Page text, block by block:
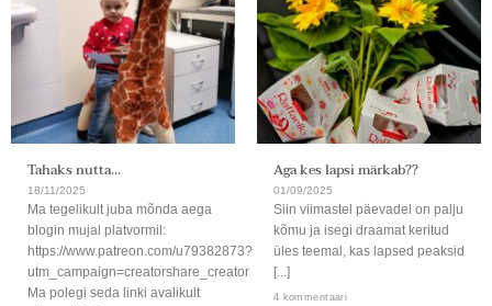
Tahaks nutta…
18/11/2025
Ma tegelikult juba mõnda aega
blogin mujal platvormil:
https://www.patreon.com/u79382873?
utm_campaign=creatorshare_creator
Ma polegi seda linki avalikult
Aga kes lapsi märkab??
01/09/2025
Siin viimastel päevadel on palju
kõmu ja isegi draamat keritud
üles teemal, kas lapsed peaksid
[...]
4 kommentaari